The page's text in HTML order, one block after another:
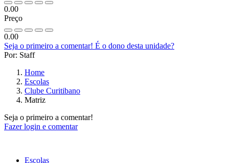
0.00
Preço
0.00
Seja o primeiro a comentar! É o dono desta unidade?
Por: Staff
Home
Escolas
Clube Curitibano
Matriz
Seja o primeiro a comentar!
Fazer login e comentar
Escolas